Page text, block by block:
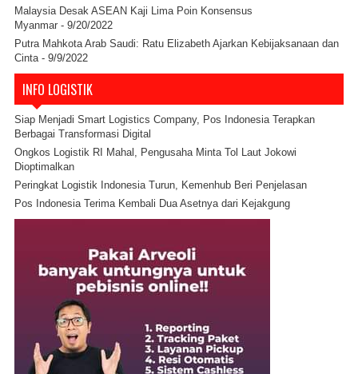
Malaysia Desak ASEAN Kaji Lima Poin Konsensus
Myanmar - 9/20/2022
Putra Mahkota Arab Saudi: Ratu Elizabeth Ajarkan Kebijaksanaan dan
Cinta- 9/9/2022
INFO LOGISTIK
Siap Menjadi Smart Logistics Company, Pos Indonesia Terapkan
Berbagai Transformasi Digital
Ongkos Logistik RI Mahal, Pengusaha Minta Tol Laut Jokowi
Dioptimalkan
Peringkat Logistik Indonesia Turun, Kemenhub Beri Penjelasan
Pos Indonesia Terima Kembali Dua Asetnya dari Kejakgung